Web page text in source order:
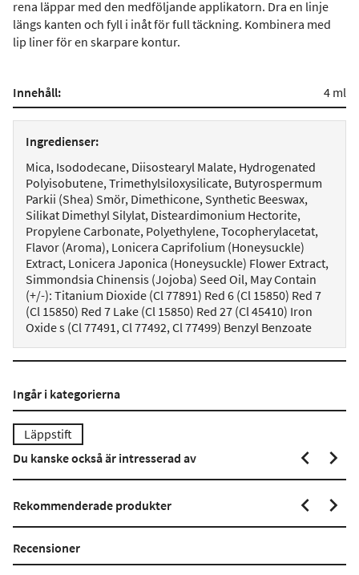
rena läppar med den medföljande applikatorn. Dra en linje
längs kanten och fyll i inåt för full täckning. Kombinera med
lip liner för en skarpare kontur.
Innehåll: 4 ml
Ingredienser:
Mica, Isododecane, Diisostearyl Malate, Hydrogenated
Polyisobutene, Trimethylsiloxysilicate, Butyrospermum
Parkii (Shea) Smör, Dimethicone, Synthetic Beeswax,
Silikat Dimethyl Silylat, Disteardimonium Hectorite,
Propylene Carbonate, Polyethylene, Tocopherylacetat,
Flavor (Aroma), Lonicera Caprifolium (Honeysuckle)
Extract, Lonicera Japonica (Honeysuckle) Flower Extract,
Simmondsia Chinensis (Jojoba) Seed Oil, May Contain
(+/-): Titanium Dioxide (Cl 77891) Red 6 (Cl 15850) Red 7
(Cl 15850) Red 7 Lake (Cl 15850) Red 27 (Cl 45410) Iron
Oxide s (Cl 77491, Cl 77492, Cl 77499) Benzyl Benzoate
Ingår i kategorierna
Läppstift
Du kanske också är intresserad av
Rekommenderade produkter
Recensioner